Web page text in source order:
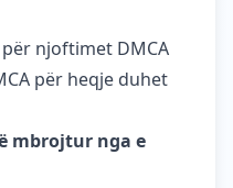
njoftimet DMCA
për heqje duhet
mbrojtur nga e